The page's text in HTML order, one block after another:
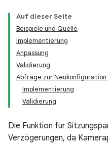
Auf dieser Seite
Beispiele und Quelle
Implementierung
Anpassung
Validierung
Abfrage zur Neukonfiguration
Implementierung
Validierung
Die Funktion für
Verzögerungen, da